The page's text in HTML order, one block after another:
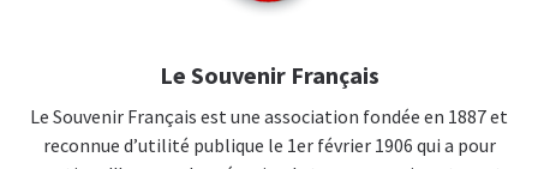
Le Souvenir Français
Le Souvenir Français est une association fondée en 1887 et
reconnue d’utilité publique le 1er février 1906 qui a pour